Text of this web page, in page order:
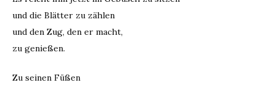
und die Blätter zu zählen
und den Zug, den er macht,
zu genießen.
Zu seinen Füßen